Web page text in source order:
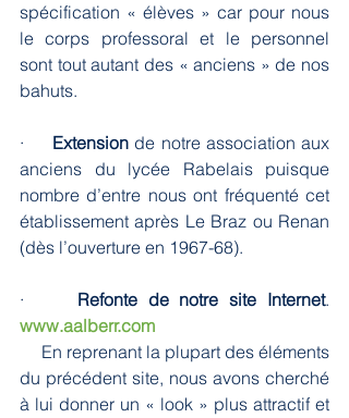
spécification « élèves » car pour nous
le corps professoral et le personnel
sont tout autant des « anciens » de nos
bahuts.
· Extension de notre association aux
anciens du lycée Rabelais puisque
nombre d’entre nous ont fréquenté cet
établissement après Le Braz ou Renan
(dès l’ouverture en 1967-68).
· Refonte de notre site Internet
www.aalberr.com
du précédent site, nous avons cherché
à lui donner un « look » plus attractif et